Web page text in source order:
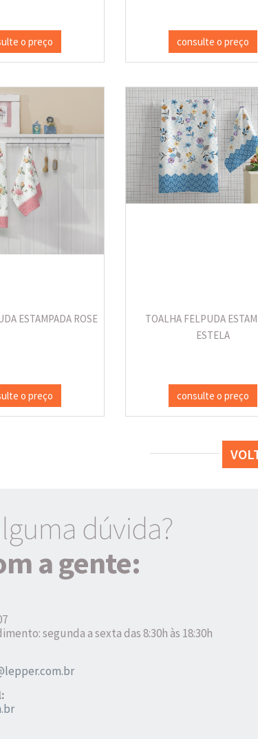
o preço consulte o preço
ESTAMPADA ROSE
o preço
TOALHA FELPUDA
ESTELA
consulte o preço
dúvida?
a gente:
segunda a sexta das 8:30h às 18:30h